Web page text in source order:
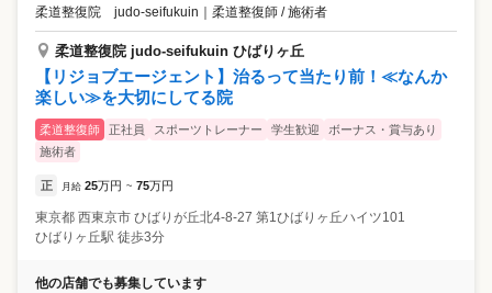
柔道整復院 judo-seifukuin 柔道整復師 / 施術者
柔道整復院 judo-seifukuin ひばりヶ丘
【リジョブエージェント】治るって当たり前！≪なんか
楽しい≫を大切にしてる院
柔道整復師 正社員 スポーツトレーナー 学生歓迎
ボーナス・賞与あり
施術者
正 月給 25万円 ~ 75万円
東京都 西東京市 ひばりが丘北4-8-27 第1ひばりヶ丘ハイツ101
ひばりヶ丘駅 徒歩3分
他の店舗でも募集しています